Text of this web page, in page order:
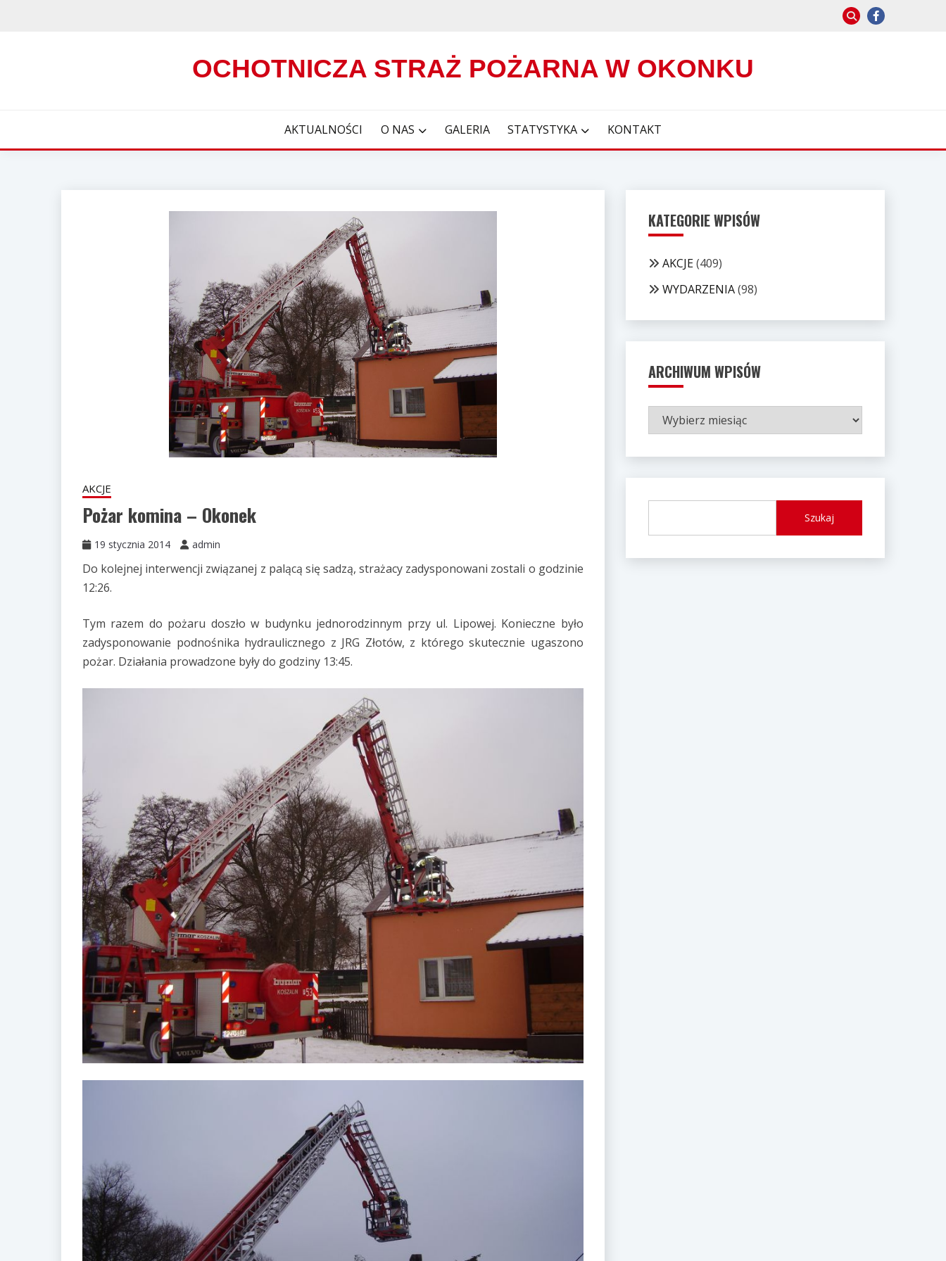
OCHOTNICZA STRAŻ POŻARNA W OKONKU
AKTUALNOŚCI O NAS GALERIA STATYSTYKA KONTAKT
AKCJE
Pożar komina – Okonek
19 stycznia 2014 admin
Do kolejnej interwencji związanej z palącą się sadzą, strażacy zadysponowani zostali o godzinie
12:26.
Tym razem do pożaru doszło w budynku jednorodzinnym przy ul. Lipowej. Konieczne było
zadysponowanie podnośnika hydraulicznego z JRG Złotów, z którego skutecznie ugaszono
pożar. Działania prowadzone były do godziny 13:45.
KATEGORIE WPISÓW
AKCJE(409)
WYDARZENIA(98)
ARCHIWUM WPISÓW
ARCHIWUM
WPISÓW
Szukaj